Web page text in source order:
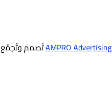
AMPRO Advertisingتُصمم وتُجمّع